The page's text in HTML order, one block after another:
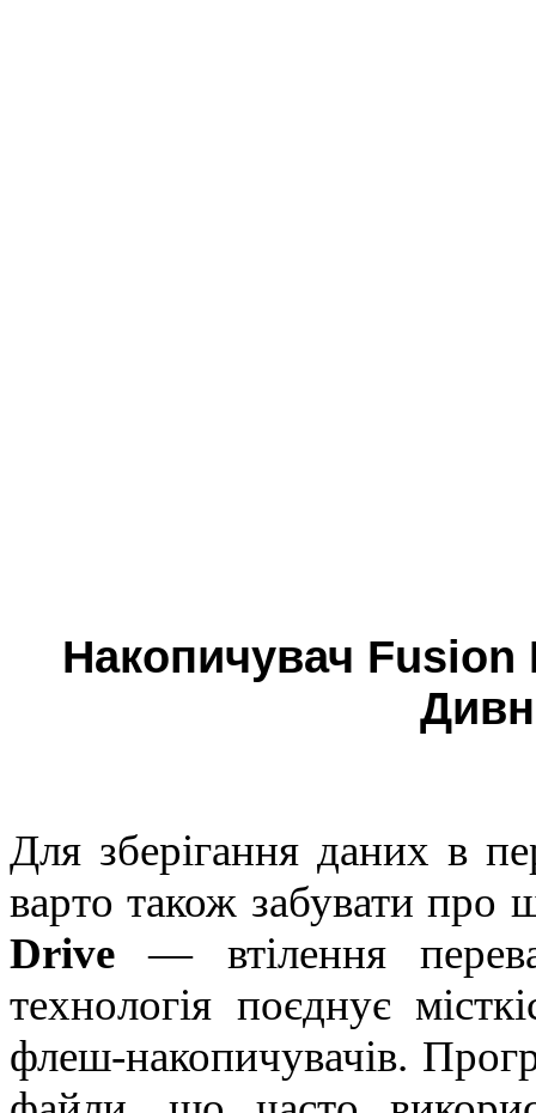
Накопичувач
Для зберігання даних в
варто також забувати про
Drive — втілення
технологія поєднує
флеш-накопичувачів.